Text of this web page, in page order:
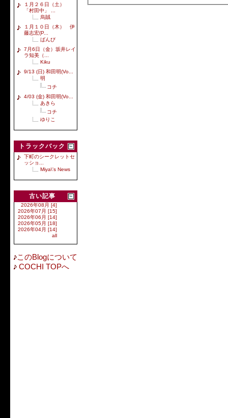
１月２６日（土）
「村田中」 ...
烏賊
１月１０日（木） 伊
藤志宏(P...
ばんび
7月6日（金）坂井レイ
ラ知美（...
Kiku
9/13 (日) 和田明(Vo...
明
コチ
4/03 (金) 和田明(Vo...
あきら
コチ
ゆりこ
トラックバック
下町のシークレットセ
ッショ...
Miya\'s News
古い記事
2026年08月 [4]
2026年07月 [15]
2026年06月 [14]
2026年05月 [18]
2026年04月 [14]
all
このBlogについて
COCHI TOPへ